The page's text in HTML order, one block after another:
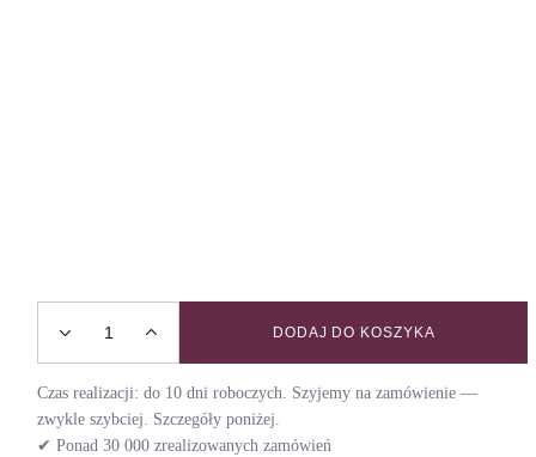
Obroża dla chartów COSMIC / WIZARD quantity
DODAJ DO KOSZYKA
Czas realizacji: do 10 dni roboczych. Szyjemy na zamówienie —
zwykle szybciej. Szczegóły poniżej.
✔ Ponad 30 000 zrealizowanych zamówień